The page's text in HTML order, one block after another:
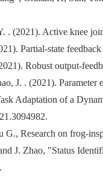
. (2021). Active knee
Partial-state
Robust output-
J. . (2021). Parameter
Adaptation of a
Research on frog-
J. Zhao, "Status